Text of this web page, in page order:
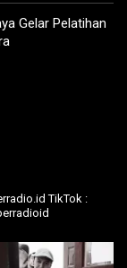
Gelar Pelatihan
TikTok :